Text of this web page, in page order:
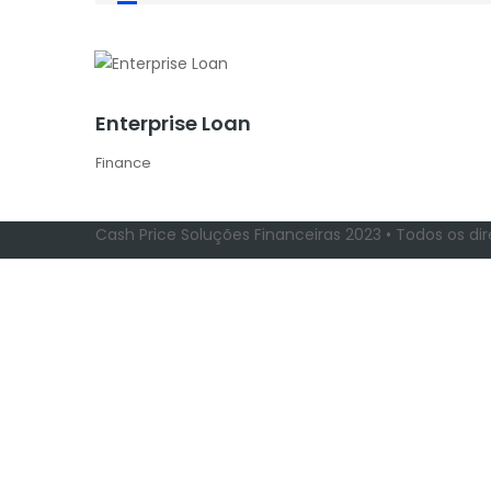
Enterprise Loan
Finance
Cash Price Soluções Financeiras 2023 • Todos os